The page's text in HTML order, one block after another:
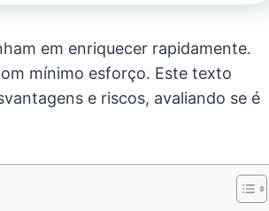
em enriquecer rapidamente.
mínimo esforço. Este texto
e riscos, avaliando se é